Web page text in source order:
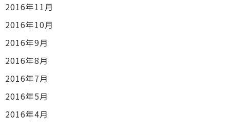
2016年11月
2016年10月
2016年9月
2016年8月
2016年7月
2016年5月
2016年4月